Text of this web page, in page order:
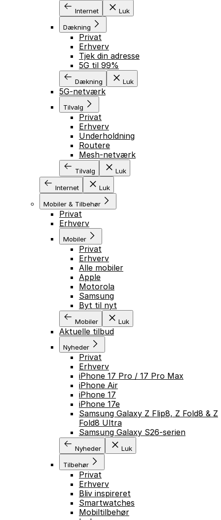
Internet Luk
Dækning
Privat
Erhverv
Tjek din adresse
5G til 99%
Dækning Luk
5G-netværk
Tilvalg
Privat
Erhverv
Underholdning
Routere
Mesh-netværk
Tilvalg Luk
Internet Luk
Mobiler & Tilbehør
Privat
Erhverv
Mobiler
Privat
Erhverv
Alle mobiler
Apple
Motorola
Samsung
Byt til nyt
Mobiler Luk
Aktuelle tilbud
Nyheder
Privat
Erhverv
iPhone 17 Pro / 17 Pro Max
iPhone Air
iPhone 17
iPhone 17e
Samsung Galaxy Z Flip8, Z Fold8 & Z
Fold8 Ultra
Samsung Galaxy S26-serien
Nyheder Luk
Tilbehør
Privat
Erhverv
Bliv inspireret
Smartwatches
Mobiltilbehør